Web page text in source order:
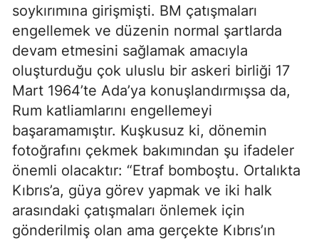
soykırımına girişmişti. BM çatışmaları
engellemek ve düzenin normal şartlarda
devam etmesini sağlamak amacıyla
oluşturduğu çok uluslu bir askeri birliği 17
Mart 1964’te Ada’ya konuşlandırmışsa da,
Rum katliamlarını engellemeyi
başaramamıştır. Kuşkusuz ki, dönemin
fotoğrafını çekmek bakımından şu ifadeler
önemli olacaktır: “Etraf bomboştu. Ortalıkta
Kıbrıs’a, güya görev yapmak ve iki halk
arasındaki çatışmaları önlemek için
gönderilmiş olan ama gerçekte Kıbrıs’ın